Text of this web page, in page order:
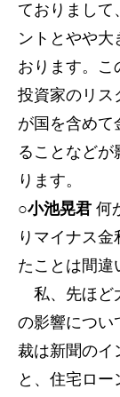
ておりまして
ントとやや大
おります。こ
投資家のリス
が国を含めて
ることなどが
ります。
○小池晃君 何
りマイナス金
たことは間違
私、先ほど
の影響につい
裁は新聞のイ
と、住宅ロ